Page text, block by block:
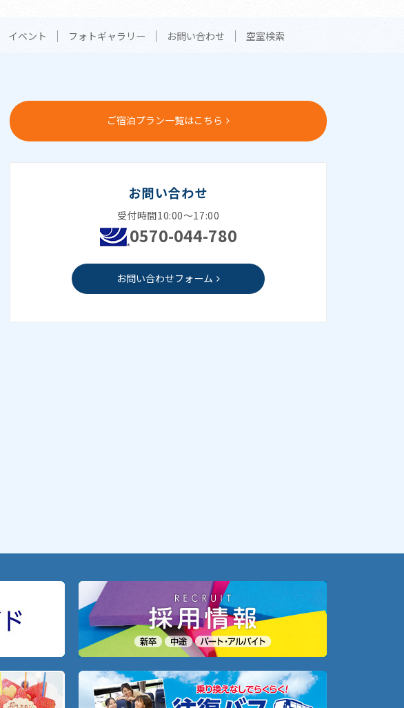
イベント フォトギャラリー お問い合わせ 空室検索
ご宿泊プラン一覧はこちら
お問い合わせ
受付時間10:00～17:00
0570-044-780
お問い合わせフォーム